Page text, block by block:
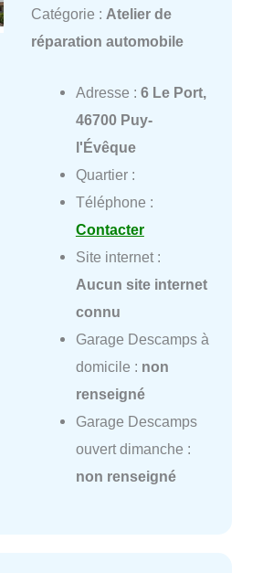
Catégorie : Atelier de
réparation automobile
Adresse : 6 Le Port,
46700 Puy-
l'Évêque
Quartier :
Téléphone :
Contacter
Site internet :
Aucun site internet
connu
Garage Descamps à
domicile : non
renseigné
Garage Descamps
ouvert dimanche :
non renseigné